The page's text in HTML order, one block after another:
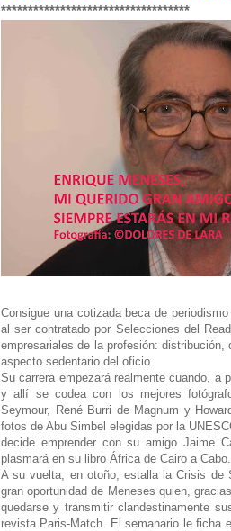
***********************************
Consigue una cotizada beca de
al ser contratado por Selecciones del
empresariales de la profesión:
aspecto sedentario del oficio
Su carrera empezará realmente cuando, a
y allí se codea con los mejores
Seymour, René Burri de Magnum y
fotos de Abu Simbel elegidas por la
decide emprender con su amigo Jaime
plasmará en su libro África de Cairo a Cabo.
A su vuelta, en otoño, estalla la Crisis de
gran oportunidad de Meneses quien,
quedarse y transmitir clandestinamente
revista Paris-Match. El semanario le ficha